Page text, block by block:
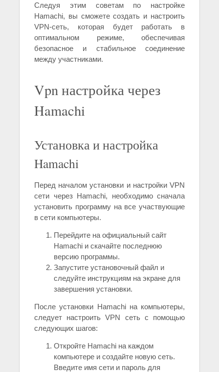
Следуя этим советам по настройке
Hamachi, вы сможете создать и настроить
VPN-сеть, которая будет работать в
оптимальном режиме, обеспечивая
безопасное и стабильное соединение
между участниками.
Vpn настройка через
Hamachi
Установка и настройка
Hamachi
Перед началом установки и настройки VPN
сети через Hamachi, необходимо сначала
установить программу на все участвующие
в сети компьютеры.
Перейдите на официальный сайт
Hamachi и скачайте последнюю
версию программы.
Запустите установочный файл и
следуйте инструкциям на экране для
завершения установки.
После установки Hamachi на компьютеры,
следует настроить VPN сеть с помощью
следующих шагов:
Откройте Hamachi на каждом
компьютере и создайте новую сеть.
Введите имя сети и пароль для